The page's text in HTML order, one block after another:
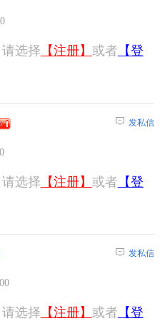
选择 【注册】 或者 【登
发私信
选择 【注册】 或者 【登
发私信
选择 【注册】 或者 【登